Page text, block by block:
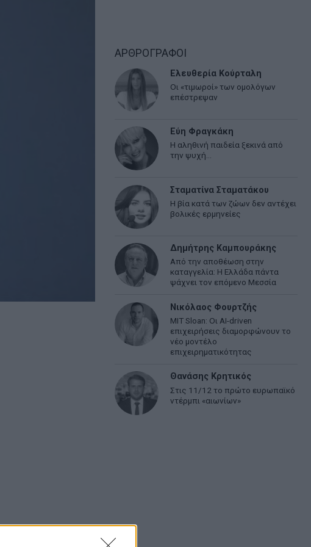
ΑΡΘΡΟΓΡΑΦΟΙ
Ελευθερία Κούρταλη
Οι «τιμωροί» των ομολόγων
επέστρεψαν
Εύη Φραγκάκη
Η αληθινή παιδεία ξεκινά από
την ψυχή…
Σταματίνα Σταματάκου
Η βία κατά των ζώων δεν αντέχει
βολικές ερμηνείες
Δημήτρης Καμπουράκης
Από την αποθέωση στην
καταγγελία: Η Ελλάδα πάντα
ψάχνει τον επόμενο Μεσσία
Νικόλαος Φουρτζής
MIT Sloan: Οι AI-driven
επιχειρήσεις διαμορφώνουν το
νέο μοντέλο
επιχειρηματικότητας
Θανάσης Κρητικός
Στις 11/12 το πρώτο ευρωπαϊκό
ντέρμπι «αιωνίων»